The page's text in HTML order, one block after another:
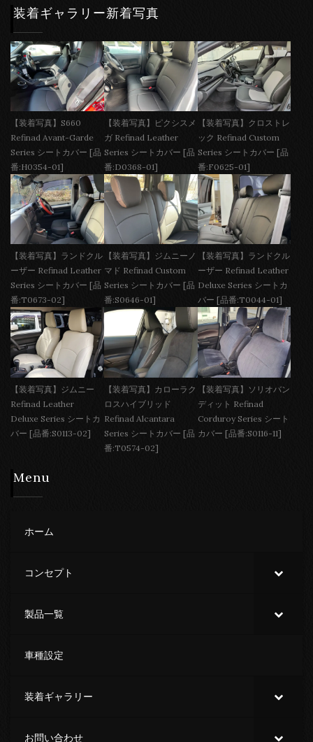
装着ギャラリー新着写真
【装着写真】S660
Refinad Avant-Garde
Series シートカバー [品
番:H0354-01]
【装着写真】ピクシスメ
ガ Refinad Leather
Series シートカバー [品
番:D0368-01]
【装着写真】クロストレ
ック Refinad Custom
Series シートカバー [品
番:F0625-01]
【装着写真】ランドクル
ーザー Refinad Leather
Series シートカバー [品
番:T0673-02]
【装着写真】ジムニーノ
マド Refinad Custom
Series シートカバー [品
番:S0646-01]
【装着写真】ランドクル
ーザー Refinad Leather
Deluxe Series シートカ
バー [品番:T0044-01]
【装着写真】ジムニー
Refinad Leather
Deluxe Series シートカ
バー [品番:S0113-02]
【装着写真】カローラク
ロスハイブリッド
Refinad Alcantara
Series シートカバー [品
番:T0574-02]
【装着写真】ソリオバン
ディット Refinad
Corduroy Series シート
カバー [品番:S0116-11]
Menu
ホーム
コンセプト
製品一覧
車種設定
装着ギャラリー
お問い合わせ